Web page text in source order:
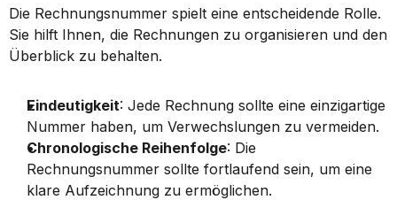
Die Rechnungsnummer spielt eine entscheidende Rolle.
Sie hilft Ihnen, die Rechnungen zu organisieren und den
Überblick zu behalten.
Eindeutigkeit: Jede Rechnung sollte eine einzigartige
Nummer haben, um Verwechslungen zu vermeiden.
Chronologische Reihenfolge: Die
Rechnungsnummer sollte fortlaufend sein, um eine
klare Aufzeichnung zu ermöglichen.